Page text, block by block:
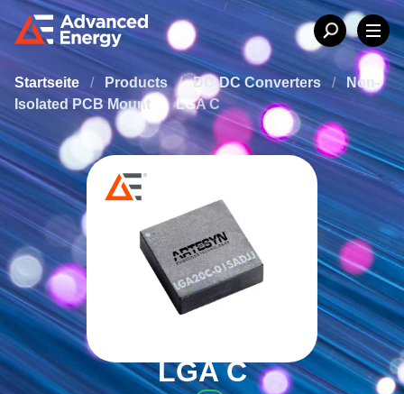
Startseite / Products / DC-DC Converters /
Non-
Isolated PCB Mount
LGA C
LGA C